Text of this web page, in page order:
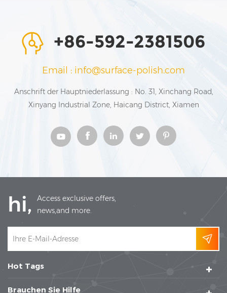
+86-592-2381506
Email : info@surface-polish.com
Anschrift der Hauptniederlassung : No. 31, Xinchang Road,
Xinyang Industrial Zone, Haicang District, Xiamen
hi,
Access exclusive offers,
news,and more.
Hot Tags
Brauchen Sie Hilfe